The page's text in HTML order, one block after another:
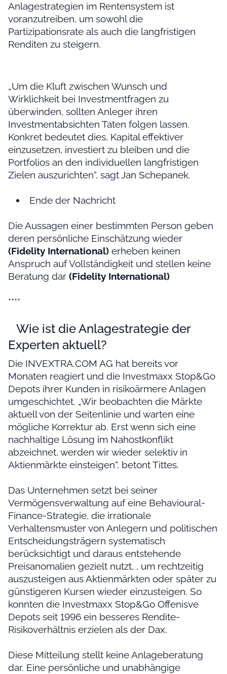
Anlagestrategien im Rentensystem ist
voranzutreiben, um sowohl die
Partizipationsrate als auch die langfristigen
Renditen zu steigern.
„Um die Kluft zwischen Wunsch und
Wirklichkeit bei Investmentfragen zu
überwinden, sollten Anleger ihren
Investmentabsichten Taten folgen lassen.
Konkret bedeutet dies, Kapital effektiver
einzusetzen, investiert zu bleiben und die
Portfolios an den individuellen langfristigen
Zielen auszurichten“, sagt Jan Schepanek.
Ende der Nachricht
Die Aussagen einer bestimmten Person geben
deren persönliche Einschätzung wieder
(Fidelity International) erheben keinen
Anspruch auf Vollständigkeit und stellen keine
Beratung dar (Fidelity International)
****
Wie ist die Anlagestrategie der
Experten aktuell?
Die INVEXTRA.COM AG hat bereits vor
Monaten reagiert und die Investmaxx Stop&Go
Depots ihrer Kunden in risikoärmere Anlagen
umgeschichtet. „Wir beobachten die Märkte
aktuell von der Seitenlinie und warten eine
mögliche Korrektur ab. Erst wenn sich eine
nachhaltige Lösung im Nahostkonflikt
abzeichnet, werden wir wieder selektiv in
Aktienmärkte einsteigen“, betont Tittes.
Das Unternehmen setzt bei seiner
Vermögensverwaltung auf eine Behavioural-
Finance-Strategie, die irrationale
Verhaltensmuster von Anlegern und politischen
Entscheidungsträgern systematisch
berücksichtigt und daraus entstehende
Preisanomalien gezielt nutzt, , um rechtzeitig
auszusteigen aus Aktienmärkten oder später zu
günstigeren Kursen wieder einzusteigen. So
konnten die Investmaxx Stop&Go Offenisve
Depots seit 1996 ein besseres Rendite-
Risikoverhältnis erzielen als der Dax.
Diese Mitteilung stellt keine Anlageberatung
dar. Eine persönliche und unabhängige